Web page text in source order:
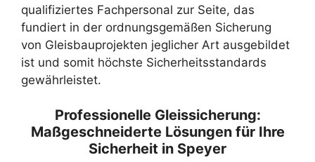
qualifiziertes Fachpersonal zur Seite, das
fundiert in der ordnungsgemäßen Sicherung
von Gleisbauprojekten jeglicher Art ausgebildet
ist und somit höchste Sicherheitsstandards
gewährleistet.
Professionelle Gleissicherung:
Maßgeschneiderte Lösungen für Ihre
Sicherheit in Speyer